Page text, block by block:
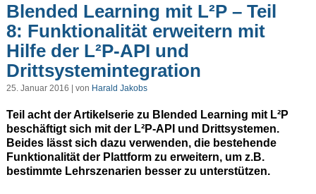
Blended Learning mit L²P – Teil
8: Funktionalität erweitern mit
Hilfe der L²P-API und
Drittsystemintegration
25. Januar 2016 | von Harald Jakobs
Teil acht der Artikelserie zu Blended Learning mit L²P
beschäftigt sich mit der L²P-API und Drittsystemen.
Beides lässt sich dazu verwenden, die bestehende
Funktionalität der Plattform zu erweitern, um z.B.
bestimmte Lehrszenarien besser zu unterstützen.